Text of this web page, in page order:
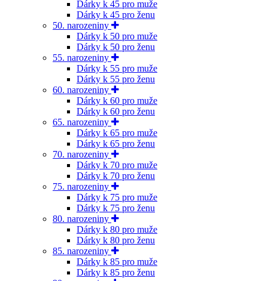
Dárky k 45 pro muže
Dárky k 45 pro ženu
50. narozeniny
Dárky k 50 pro muže
Dárky k 50 pro ženu
55. narozeniny
Dárky k 55 pro muže
Dárky k 55 pro ženu
60. narozeniny
Dárky k 60 pro muže
Dárky k 60 pro ženu
65. narozeniny
Dárky k 65 pro muže
Dárky k 65 pro ženu
70. narozeniny
Dárky k 70 pro muže
Dárky k 70 pro ženu
75. narozeniny
Dárky k 75 pro muže
Dárky k 75 pro ženu
80. narozeniny
Dárky k 80 pro muže
Dárky k 80 pro ženu
85. narozeniny
Dárky k 85 pro muže
Dárky k 85 pro ženu